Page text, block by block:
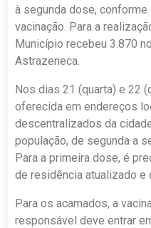
à segunda dose,
vacinação. Para a
Município recebeu 3.870
Astrazeneca.
Nos dias 21 (quarta) e 22
oferecida em endereços
descentralizados da
população, de segunda a
Para a primeira dose, é
de residência atualizado
Para os acamados, a
responsável deve entrar